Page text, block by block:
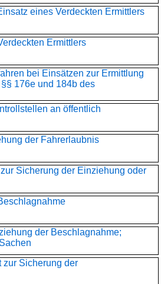
eines Verdeckten Ermittlers
Ermittlers
bei Einsätzen zur Ermittlung
176e und 184b des
an öffentlich
der Fahrerlaubnis
Sicherung der Einziehung oder
der Beschlagnahme;
zur Sicherung der